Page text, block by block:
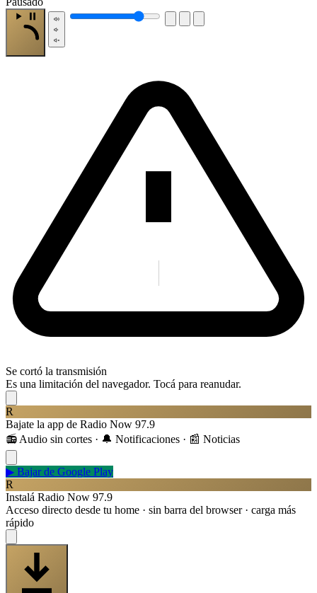
Se cortó la transmisión
Es una limitación del navegador. Tocá para reanudar.
R
Bajate la app de Radio Now 97.9
📻 Audio sin cortes · 🔔 Notificaciones · 📰 Noticias
▶ Bajar de Google Play
R
Instalá Radio Now 97.9
Acceso directo desde tu home · sin barra del browser · carga más
rápido